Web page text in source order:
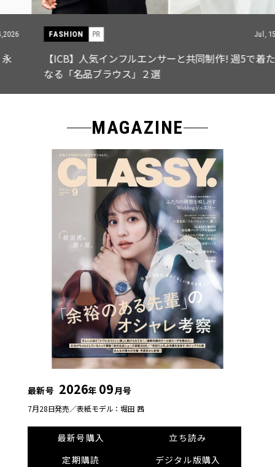
FASHION PR Jul, 15,2026
【ICB】人気インフルエンサーと共同制作! 週5で着たく
なる「名品ブラウス」２選
MAGAZINE
最新号 2026年 09月号
7月28日発売／表紙モデル：堀田 茜
最新号購入
立ち読み
定期購読
デジタル版購入